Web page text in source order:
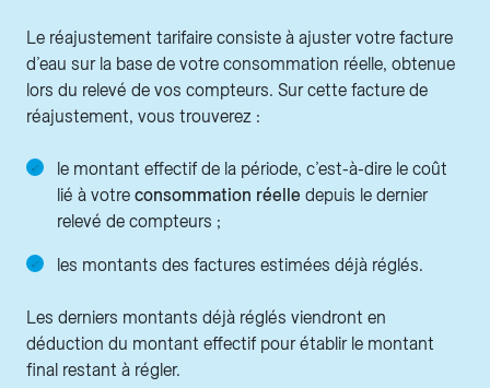
Le réajustement tarifaire consiste à ajuster votre facture
d’eau sur la base de votre consommation réelle, obtenue
lors du relevé de vos compteurs. Sur cette facture de
réajustement, vous trouverez :
le montant effectif de la période, c’est-à-dire le coût
lié à votre consommation réelle depuis le dernier
relevé de compteurs ;
les montants des factures estimées déjà réglés.
Les derniers montants déjà réglés viendront en
déduction du montant effectif pour établir le montant
final restant à régler.